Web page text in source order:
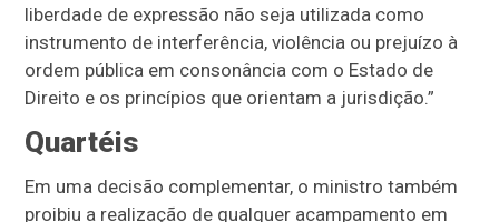
liberdade de expressão não seja utilizada como
instrumento de interferência, violência ou prejuízo à
ordem pública em consonância com o Estado de
Direito e os princípios que orientam a jurisdição.”
Quartéis
Em uma decisão complementar, o ministro também
proibiu a realização de qualquer acampamento em